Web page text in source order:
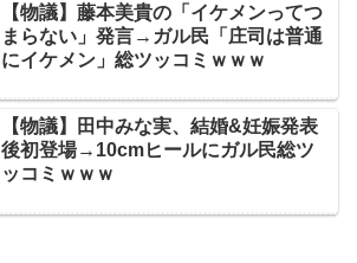
【物議】藤本美貴の「イケメンってつ
まらない」発言→ガル民「庄司は普通
にイケメン」総ツッコミｗｗｗ
【物議】田中みな実、結婚&妊娠発表
後初登場→10cmヒールにガル民総ツ
ッコミｗｗｗ